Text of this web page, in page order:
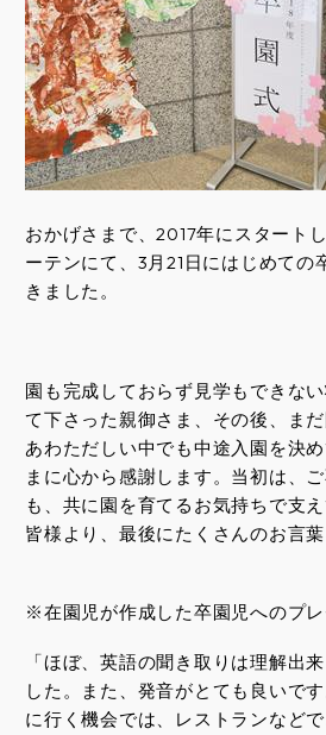
おかげさまで、2017年にスタート
ーテンにて、3月21日にはじめての
きました。
園も完成しておらず見学もできな
て下さった親御さま、その後、ま
あわただしい中でも中途入園を決
まに心から感謝します。当初は、
も、共に園を育てるお気持ちで支
皆様より、最後にたくさんのお言葉
※在園児が作成した卒園児へのプレ
「ほぼ、英語の聞き取りは理解出
した。また、発音がとても良いで
に行く機会では、レストランなど